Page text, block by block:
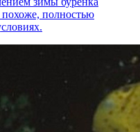
похоже, полностью